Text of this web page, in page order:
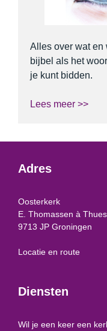
Alles over wat en
bijbel als het
je kunt bidden.
Lees meer >>
Adres
Oosterkerk
E. Thomassen à
9713 JP Groningen
Locatie en route
Diensten
Wil je een keer een